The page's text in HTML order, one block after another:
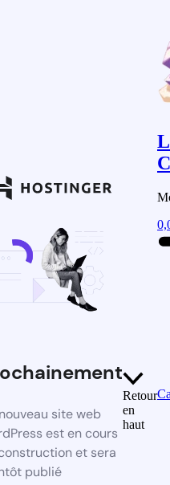
site web
est en cours
et sera
publié
Retour
en
haut